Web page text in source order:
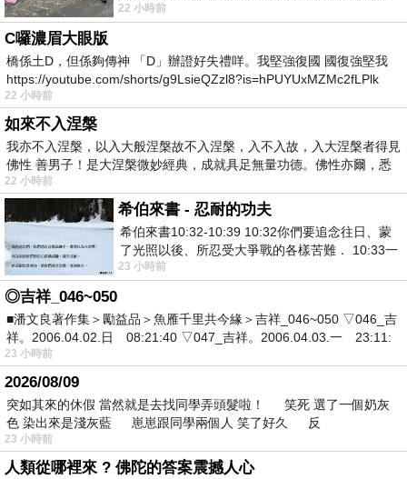
定哪天但就是一周某一天會固定聽'90
22 小時前
C囉濃眉大眼版
橋係土D，但係夠傳神 「D」辦證好失禮咩。我堅強復國 國復強堅我
https://youtube.com/shorts/g9LsieQZzl8?is=hPUYUxMZMc2fLPlk
22 小時前
如來不入涅槃
我亦不入涅槃，以入大般涅槃故不入涅槃，入不入故，入大涅槃者得見
佛性 善男子！是大涅槃微妙經典，成就具足無量功德。佛性亦爾，悉
22 小時前
希伯來書 - 忍耐的功夫
希伯來書10:32-10:39 10:32你們要追念往日、蒙
了光照以後、所忍受大爭戰的各樣苦難． 10:33一
面被毀謗、遭患難、成了戲景、叫眾人
23 小時前
◎吉祥_046~050
■潘文良著作集＞勵益品＞魚雁千里共今緣＞吉祥_046~050 ▽046_吉
祥。2006.04.02.日 08:21:40 ▽047_吉祥。2006.04.03.一 23:11:
23 小時前
2026/08/09
突如其來的休假 當然就是去找同學弄頭髮啦！ 笑死 選了一個奶灰
色 染出來是淺灰藍 崽崽跟同學兩個人 笑了好久 反
23 小時前
人類從哪裡來 ? 佛陀的答案震撼人心